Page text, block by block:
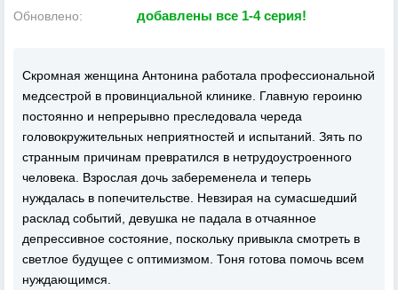
Обновлено: добавлены все 1-4 серия!
Скромная женщина Антонина работала профессиональной
медсестрой в провинциальной клинике. Главную героиню
постоянно и непрерывно преследовала череда
головокружительных неприятностей и испытаний. Зять по
странным причинам превратился в нетрудоустроенного
человека. Взрослая дочь забеременела и теперь
нуждалась в попечительстве. Невзирая на сумасшедший
расклад событий, девушка не падала в отчаянное
депрессивное состояние, поскольку привыкла смотреть в
светлое будущее с оптимизмом. Тоня готова помочь всем
нуждающимся.